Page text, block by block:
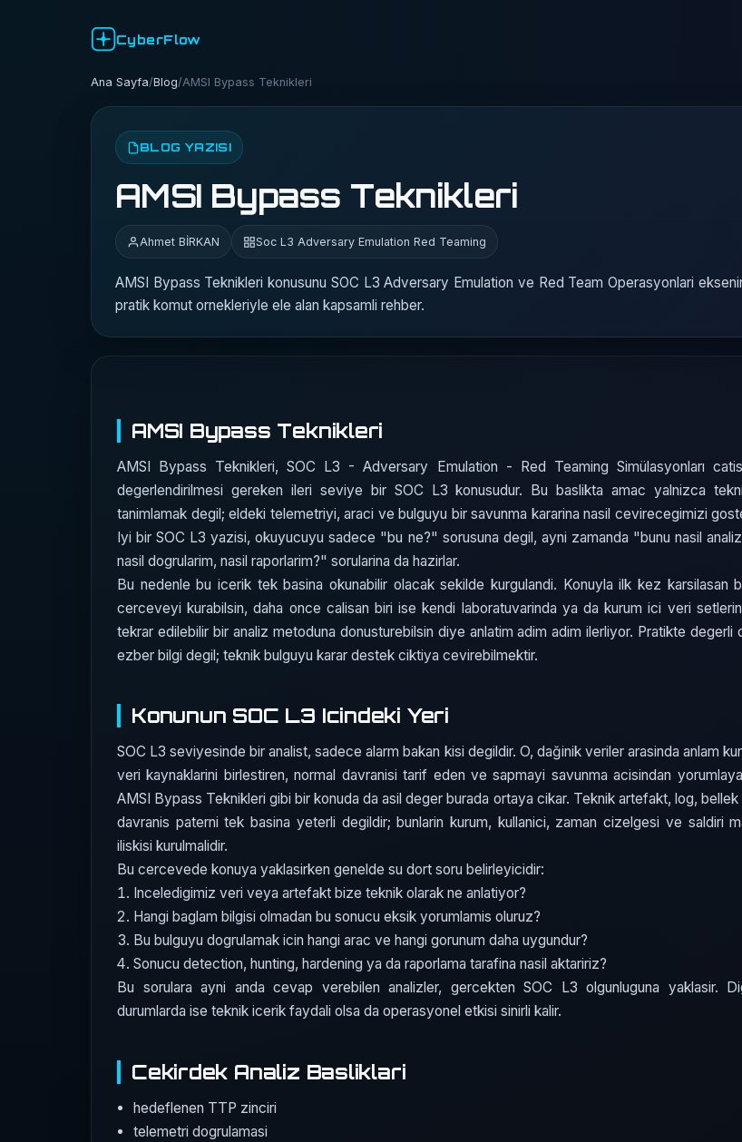
CyberFlow
Ana Sayfa/Blog/AMSI Bypass Teknikleri
BLOG YAZISI
AMSI Bypass Teknikleri
Ahmet BİRKAN Soc L3 Adversary Emulation Red Teaming
AMSI Bypass Teknikleri konusunu SOC L3 Adversary Emulation ve Red Team Operasyonlari
pratik komut ornekleriyle ele alan kapsamli rehber.
AMSI Bypass Teknikleri
AMSI Bypass Teknikleri, SOC L3 - Adversary Emulation - Red Teaming Simülasyonları
degerlendirilmesi gereken ileri seviye bir SOC L3 konusudur. Bu baslikta amac yalnizca
tanimlamak degil; eldeki telemetriyi, araci ve bulguyu bir savunma kararina nasil cevirecegimizi
Iyi bir SOC L3 yazisi, okuyucuyu sadece "bu ne?" sorusuna degil, ayni zamanda "bunu nasil
nasil dogrularim, nasil raporlarim?" sorularina da hazirlar.
Bu nedenle bu icerik tek basina okunabilir olacak sekilde kurgulandi. Konuyla ilk kez karsilasan
cerceveyi kurabilsin, daha once calisan biri ise kendi laboratuvarinda ya da kurum ici veri
tekrar edilebilir bir analiz metoduna donusturebilsin diye anlatim adim adim ilerliyor. Pratikte degerli
ezber bilgi degil; teknik bulguyu karar destek ciktiya cevirebilmektir.
Konunun SOC L3 Icindeki Yeri
SOC L3 seviyesinde bir analist, sadece alarm bakan kisi degildir. O, dağinik veriler arasinda anlam
veri kaynaklarini birlestiren, normal davranisi tarif eden ve sapmayi savunma acisindan
AMSI Bypass Teknikleri gibi bir konuda da asil deger burada ortaya cikar. Teknik artefakt, log, bellek
davranis paterni tek basina yeterli degildir; bunlarin kurum, kullanici, zaman cizelgesi ve saldiri
iliskisi kurulmalidir.
Bu cercevede konuya yaklasirken genelde su dort soru belirleyicidir:
Inceledigimiz veri veya artefakt bize teknik olarak ne anlatiyor?
Hangi baglam bilgisi olmadan bu sonucu eksik yorumlamis oluruz?
Bu bulguyu dogrulamak icin hangi arac ve hangi gorunum daha uygundur?
Sonucu detection, hunting, hardening ya da raporlama tarafina nasil aktaririz?
Bu sorulara ayni anda cevap verebilen analizler, gercekten SOC L3 olgunluguna yaklasir.
durumlarda ise teknik icerik faydali olsa da operasyonel etkisi sinirli kalir.
Cekirdek Analiz Basliklari
hedeflenen TTP zinciri
telemetri dogrulamasi